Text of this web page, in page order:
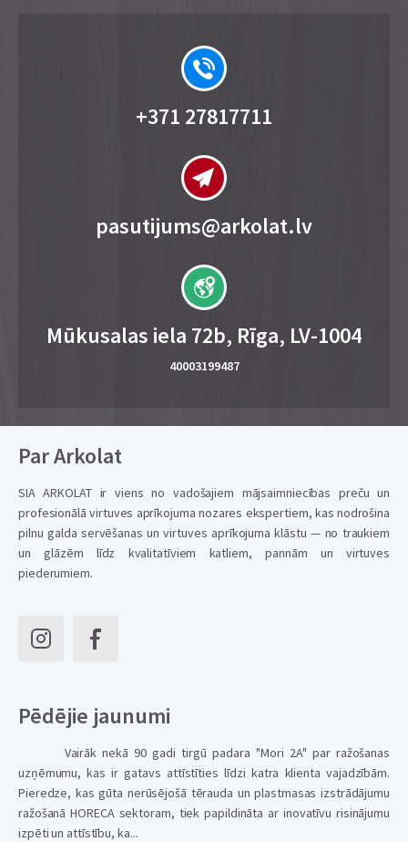
+371 27817711
pasutijums@arkolat.lv
Mūkusalas iela 72b, Rīga, LV-1004
40003199487
Par Arkolat
SIA ARKOLAT ir viens no vadošajiem mājsaimniecības preču un
profesionālā virtuves aprīkojuma nozares ekspertiem, kas nodrošina
pilnu galda servēšanas un virtuves aprīkojuma klāstu — no traukiem
un glāzēm līdz kvalitatīviem katliem, pannām un virtuves
piederumiem.
Pēdējie jaunumi
Vairāk nekā 90 gadi tirgū padara "Mori 2A" par ražošanas
uzņēmumu, kas ir gatavs attīstīties līdzi katra klienta vajadzībām.
Pieredze, kas gūta nerūsējošā tērauda un plastmasas izstrādājumu
ražošanā HORECA sektoram, tiek papildināta ar inovatīvu risinājumu
izpēti un attīstību, ka...